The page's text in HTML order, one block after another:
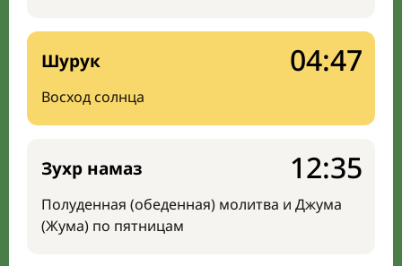
Шурук
Восход солнца
04:47
Зухр намаз
Полуденная (обеденная) молитва и Джума
(Жума) по пятницам
12:35